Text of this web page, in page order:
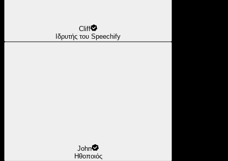
Cliff
Ιδρυτής του Speechify
John
Ηθοποιός